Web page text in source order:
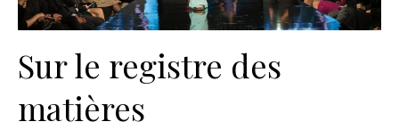
Sur le registre des
matières